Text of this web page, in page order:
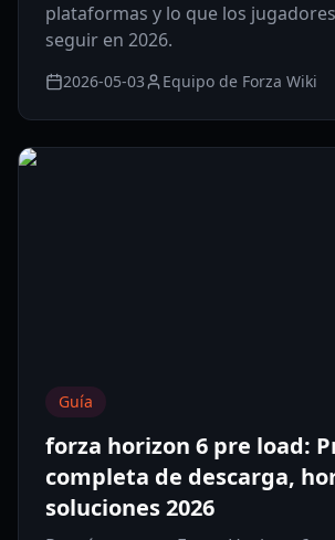
plataformas y lo que los
seguir en 2026.
2026-05-03 Equipo de Forza Wiki
Guía
forza horizon 6 pre load:
completa de descarga,
soluciones 2026